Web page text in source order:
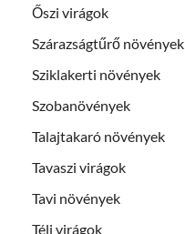
Őszi virágok
Szárazságtűrő növények
Sziklakerti növények
Szobanövények
Talajtakaró növények
Tavaszi virágok
Tavi növények
Téli virágok